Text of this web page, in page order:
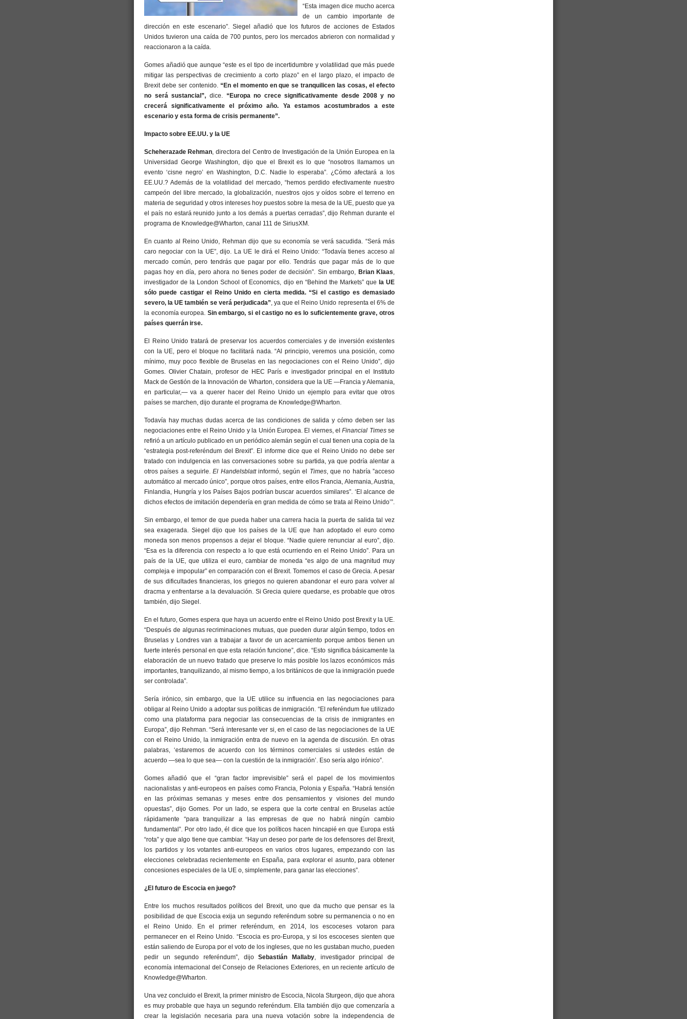
“Esta imagen dice mucho acerca
de un cambio importante de
dirección en este escenario”. Siegel añadió que los futuros de acciones de Estados
Unidos tuvieron una caída de 700 puntos, pero los mercados abrieron con normalidad y
reaccionaron a la caída.
Gomes añadió que aunque “este es el tipo de incertidumbre y volatilidad que más puede
mitigar las perspectivas de crecimiento a corto plazo” en el largo plazo, el impacto de
Brexit debe ser contenido. “En el momento en que se tranquilicen las cosas, el efecto
no será sustancial”, dice.“Europa no crece significativamente desde 2008 y no
crecerá significativamente el próximo año. Ya estamos acostumbrados a este
escenario y esta forma de crisis permanente”.
Impacto sobre EE.UU. y la UE
Scheherazade Rehman, directora del Centro de Investigación de la Unión Europea en la
Universidad George Washington, dijo que el Brexit es lo que “nosotros llamamos un
evento ‘cisne negro’ en Washington, D.C. Nadie lo esperaba”. ¿Cómo afectará a los
EE.UU.? Además de la volatilidad del mercado, “hemos perdido efectivamente nuestro
campeón del libre mercado, la globalización, nuestros ojos y oídos sobre el terreno en
materia de seguridad y otros intereses hoy puestos sobre la mesa de la UE, puesto que ya
el país no estará reunido junto a los demás a puertas cerradas”, dijo Rehman durante el
programa de Knowledge@Wharton, canal 111 de SiriusXM.
En cuanto al Reino Unido, Rehman dijo que su economía se verá sacudida. “Será más
caro negociar con la UE”, dijo. La UE le dirá el Reino Unido: “Todavía tienes acceso al
mercado común, pero tendrás que pagar por ello. Tendrás que pagar más de lo que
pagas hoy en día, pero ahora no tienes poder de decisión”. Sin embargo, Brian Klaas,
investigador de la London School of Economics, dijo en “Behind the Markets” que la UE
sólo puede castigar el Reino Unido en cierta medida. “Si el castigo es demasiado
severo, la UE también se verá perjudicada”, ya que el Reino Unido representa el 6% de
la economía europea. Sin embargo, si el castigo no es lo suficientemente grave, otros
países querrán irse.
El Reino Unido tratará de preservar los acuerdos comerciales y de inversión existentes
con la UE, pero el bloque no facilitará nada. “Al principio, veremos una posición, como
mínimo, muy poco flexible de Bruselas en las negociaciones con el Reino Unido”, dijo
Gomes. Olivier Chatain, profesor de HEC París e investigador principal en el Instituto
Mack de Gestión de la Innovación de Wharton, considera que la UE —Francia y Alemania,
en particular,— va a querer hacer del Reino Unido un ejemplo para evitar que otros
países se marchen, dijo durante el programa de Knowledge@Wharton.
Todavía hay muchas dudas acerca de las condiciones de salida y cómo deben ser las
negociaciones entre el Reino Unido y la Unión Europea. El viernes, elFinancial Timesse
refirió a un artículo publicado en un periódico alemán según el cual tienen una copia de la
“estrategia post-referéndum del Brexit”. El informe dice que el Reino Unido no debe ser
tratado con indulgencia en las conversaciones sobre su partida, ya que podría alentar a
otros países a seguirle.El Handelsblatt informó, según el Times, que no habría ”acceso
automático al mercado único”, porque otros países, entre ellos Francia, Alemania, Austria,
Finlandia, Hungría y los Países Bajos podrían buscar acuerdos similares”. ‘El alcance de
dichos efectos de imitación dependería en gran medida de cómo se trata al Reino Unido’”.
Sin embargo, el temor de que pueda haber una carrera hacia la puerta de salida tal vez
sea exagerada. Siegel dijo que los países de la UE que han adoptado el euro como
moneda son menos propensos a dejar el bloque. “Nadie quiere renunciar al euro”, dijo.
“Esa es la diferencia con respecto a lo que está ocurriendo en el Reino Unido”. Para un
país de la UE, que utiliza el euro, cambiar de moneda “es algo de una magnitud muy
compleja e impopular” en comparación con el Brexit. Tomemos el caso de Grecia. A pesar
de sus dificultades financieras, los griegos no quieren abandonar el euro para volver al
dracma y enfrentarse a la devaluación. Si Grecia quiere quedarse, es probable que otros
también, dijo Siegel.
En el futuro, Gomes espera que haya un acuerdo entre el Reino Unido post Brexit y la UE.
“Después de algunas recriminaciones mutuas, que pueden durar algún tiempo, todos en
Bruselas y Londres van a trabajar a favor de un acercamiento porque ambos tienen un
fuerte interés personal en que esta relación funcione”, dice. “Esto significa básicamente la
elaboración de un nuevo tratado que preserve lo más posible los lazos económicos más
importantes, tranquilizando, al mismo tiempo, a los británicos de que la inmigración puede
ser controlada”.
Sería irónico, sin embargo, que la UE utilice su influencia en las negociaciones para
obligar al Reino Unido a adoptar sus políticas de inmigración. “El referéndum fue utilizado
como una plataforma para negociar las consecuencias de la crisis de inmigrantes en
Europa”, dijo Rehman. “Será interesante ver si, en el caso de las negociaciones de la UE
con el Reino Unido, la inmigración entra de nuevo en la agenda de discusión. En otras
palabras, ‘estaremos de acuerdo con los términos comerciales si ustedes están de
acuerdo —sea lo que sea— con la cuestión de la inmigración’. Eso sería algo irónico”.
Gomes añadió que el “gran factor imprevisible” será el papel de los movimientos
nacionalistas y anti-europeos en países como Francia, Polonia y España. “Habrá tensión
en las próximas semanas y meses entre dos pensamientos y visiones del mundo
opuestas”, dijo Gomes. Por un lado, se espera que la corte central en Bruselas actúe
rápidamente “para tranquilizar a las empresas de que no habrá ningún cambio
fundamental”. Por otro lado, él dice que los políticos hacen hincapié en que Europa está
“rota” y que algo tiene que cambiar. “Hay un deseo por parte de los defensores del Brexit,
los partidos y los votantes anti-europeos en varios otros lugares, empezando con las
elecciones celebradas recientemente en España, para explorar el asunto, para obtener
concesiones especiales de la UE o, simplemente, para ganar las elecciones”.
¿El futuro de Escocia en juego?
Entre los muchos resultados políticos del Brexit, uno que da mucho que pensar es la
posibilidad de que Escocia exija un segundo referéndum sobre su permanencia o no en
el Reino Unido. En el primer referéndum, en 2014, los escoceses votaron para
permanecer en el Reino Unido. “Escocia es pro-Europa, y si los escoceses sienten que
están saliendo de Europa por el voto de los ingleses, que no les gustaban mucho, pueden
pedir un segundo referéndum”, dijoSebastián Mallaby, investigador principal de
economía internacional del Consejo de Relaciones Exteriores, en un reciente artículo de
Knowledge@Wharton.
Una vez concluido el Brexit, la primer ministro de Escocia, Nicola Sturgeon, dijo que ahora
es muy probable que haya un segundo referéndum. Ella también dijo que comenzaría a
crear la legislación necesaria para una nueva votación sobre la independencia de